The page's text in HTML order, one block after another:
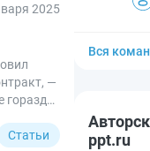
2025
—
гораздо
Статьи
Вся
ppt.ru